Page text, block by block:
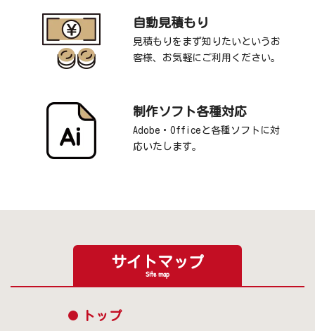
自動見積もり
見積もりをまず知りたいというお
客様、お気軽にご利用ください。
制作ソフト各種対応
Adobe・Officeと各種ソフトに対
応いたします。
サイトマップ
Site map
トップ